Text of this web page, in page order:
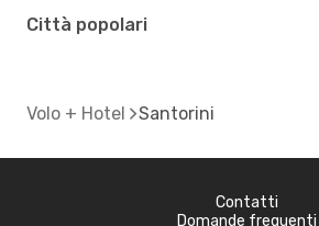
Città popolari
Volo + Hotel Santorini
Contatti
Domande frequenti